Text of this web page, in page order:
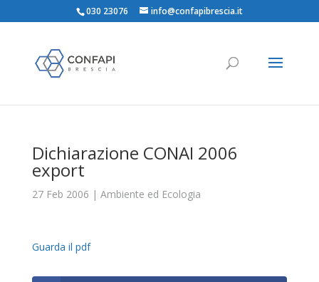
030 23076 info@confapibrescia.it
Dichiarazione CONAI 2006
export
27 Feb 2006 | Ambiente ed Ecologia
Guarda il pdf